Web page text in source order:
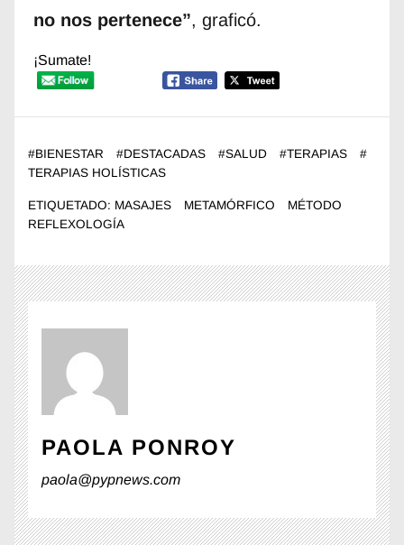
no nos pertenece”, graficó.
¡Sumate!
#BIENESTAR #DESTACADAS #SALUD #TERAPIAS
#
TERAPIAS HOLÍSTICAS
ETIQUETADO: MASAJES METAMÓRFICO
MÉTODO
REFLEXOLOGÍA
PAOLA PONROY
paola@pypnews.com